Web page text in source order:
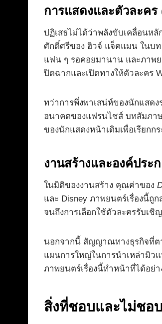
การแสดงและตัวละคร
ปฏิเสธไม่ได้ว่าพลังขับเคลื่อนหลั
ศักดิ์ศรีของ ฮิวจ์ แจ็คแมน ในบท
แฟน ๆ รอคอยมานาน และภาพ
ปิดฉากและเปิดทางให้ตัวละคร
ทว่าการพึ่งพาเสน่ห์ของนักแสด
อนาคตของแฟรนไชส์ บทสัมภา
ของนักแสดงหน้าเดิมเพื่อเรียก
งานสร้างและองค์ประ
ในมิติของงานสร้าง คุณค่าของ
และ Disney ภาพยนตร์เรื่องนี้
จนถึงการเลือกใช้ตัวละครรับเ
นอกจากนี้ สัญญาณทางธุรกิจที่ตา
แผนการใหญ่ในการนำเหล่ามิว
ภาพยนตร์เรื่องนี้ทำหน้าที่ได้อย่
สิ่งที่ชอบและไม่ชอบ